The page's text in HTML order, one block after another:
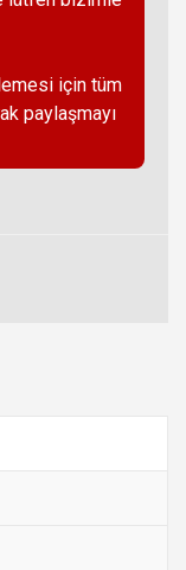
için tüm
paylaşmayı